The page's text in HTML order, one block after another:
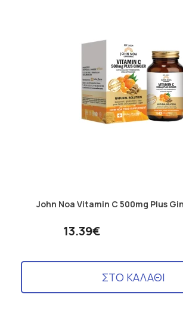
John Noa Vitamin C 500mg Plus
13.39€
ΣΤΟ ΚΑΛΑΘΙ